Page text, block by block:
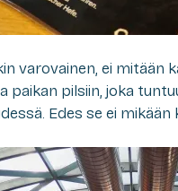
varovainen, ei mitään
paikan pilsiin, joka
Edes se ei